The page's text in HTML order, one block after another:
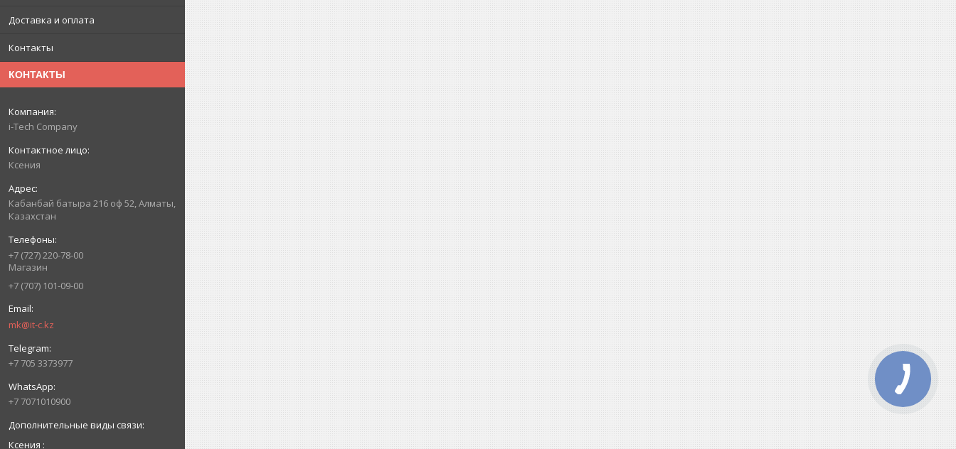
Доставка и оплата
Контакты
КОНТАКТЫ
i-Tech Company
Ксения
Кабанбай батыра 216 оф 52, Алматы,
Казахстан
+7 (727) 220-78-00
Магазин
+7 (707) 101-09-00
mk@it-c.kz
+7 705 3373977
+7 7071010900
Ксения